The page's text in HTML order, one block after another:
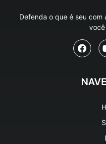
Defenda o que é seu